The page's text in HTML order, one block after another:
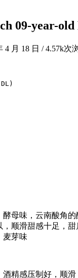
09-year-
4 月 18 日 /4.57k次
母味，云南酸角的
顺滑甜感十足，
麦芽味
酒精感压制好，顺滑